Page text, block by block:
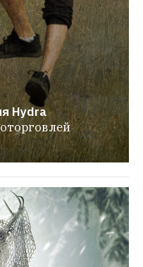
Hydra